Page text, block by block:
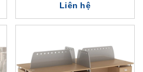
Liên hệ